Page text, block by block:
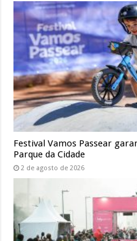
Festival Vamos Passear
Parque da Cidade
2 de agosto de 2026